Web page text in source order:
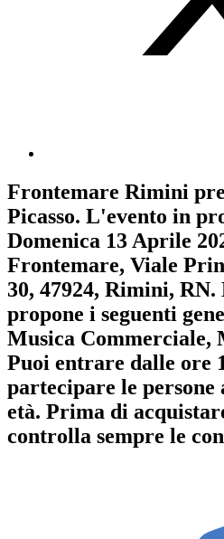
Frontemare Rimini
Picasso. L'evento in
Domenica 13 Aprile
Frontemare, Viale
30, 47924, Rimini, RN.
propone i seguenti
Musica Commerciale,
Puoi entrare dalle ore
partecipare le persone
età. Prima di
controlla sempre le